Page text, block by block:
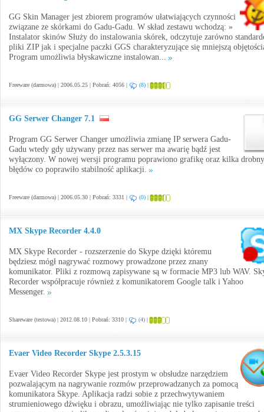
GG Skin Manager jest zbiorem programów ułatwiających czynności
związane ze skórkami do Gadu-Gadu. W skład zestawu wchodzą: »
Instalator skinów Służy do instalowania skórek, odczytuje zarówno
pliki ZIP jak i specjalne paczki GGS charakteryzujące się mniejszą
Program umożliwia błyskawiczne instalowan...
Freeware (darmowa) | 2006.05.25 | Pobrań: 4056 | (8) |
GG Serwer Changer 7.1
Program GG Serwer Changer umożliwia zmianę IP serwera Gadu-
Gadu wtedy gdy używany przez nas serwer ma awarię bądź jest
wyłączony. W nowej wersji programu poprawiono grafikę oraz kilka
błędów co poprawiło stabilność aplikacji.
Freeware (darmowa) | 2006.05.30 | Pobrań: 3331 | (0) |
MX Skype Recorder 4.4.0
MX Skype Recorder - rozszerzenie do Skype dzięki któremu
będziesz mógł nagrywać rozmowy prowadzone przez znany
komunikator. Pliki z rozmową zapisywane są w formacie MP3 lub WAV.
Recorder współpracuje również z komunikatorem Google talk i Yahoo
Messenger.
Shareware (testowa) | 2012.08.10 | Pobrań: 3310 | (4) |
Evaer Video Recorder Skype 2.5.3.15
Evaer Video Recorder Skype jest prostym w obsłudze narzędziem
pozwalającym na nagrywanie rozmów przeprowadzanych za pomocą
komunikatora Skype. Aplikacja radzi sobie z przechwytywaniem
strumieniowego dźwięku i obrazu, umożliwiając nie tylko zapisanie treści